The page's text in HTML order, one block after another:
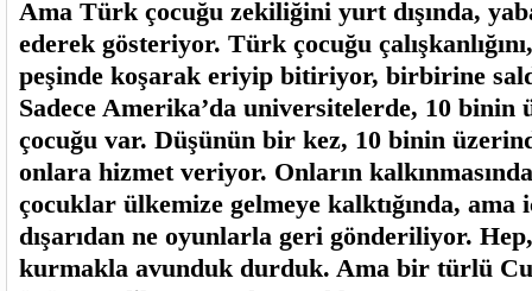
Ama Türk çocuğu zekiliğini yurt dışında,
ederek gösteriyor. Türk çocuğu
peşinde koşarak eriyip bitiriyor, birbirine
Sadece Amerika’da universitelerde, 10 binin
çocuğu var. Düşünün bir kez, 10 binin
onlara hizmet veriyor. Onların
çocuklar ülkemize gelmeye kalktığında, ama
dışarıdan ne oyunlarla geri gönderiliyor.
kurmakla avunduk durduk. Ama bir türlü